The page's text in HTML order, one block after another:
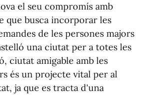
el seu compromís amb
que busca incorporar les
de les persones majors
una ciutat per a totes les
ciutat amigable amb les
és un projecte vital per al
ja que es tracta d'una